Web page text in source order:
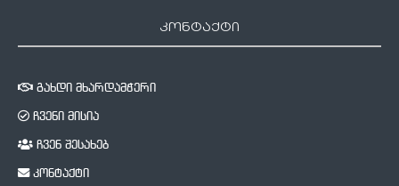
კონტაქტი
გახდი მხარდამჭერი
ჩვენი მისია
ჩვენ შესახებ
კონტაქტი